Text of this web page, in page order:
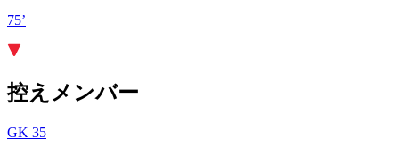
75’
控えメンバー
GK 35